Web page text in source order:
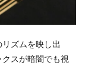
ズムを映し出
スが暗闇でも視